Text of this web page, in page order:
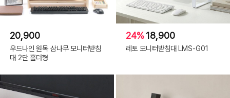
20,900
우드나인 원목 삼나무 모니터받침
대 2단 홀더형
24%18,900
레토 모니터받침대 LMS-G01